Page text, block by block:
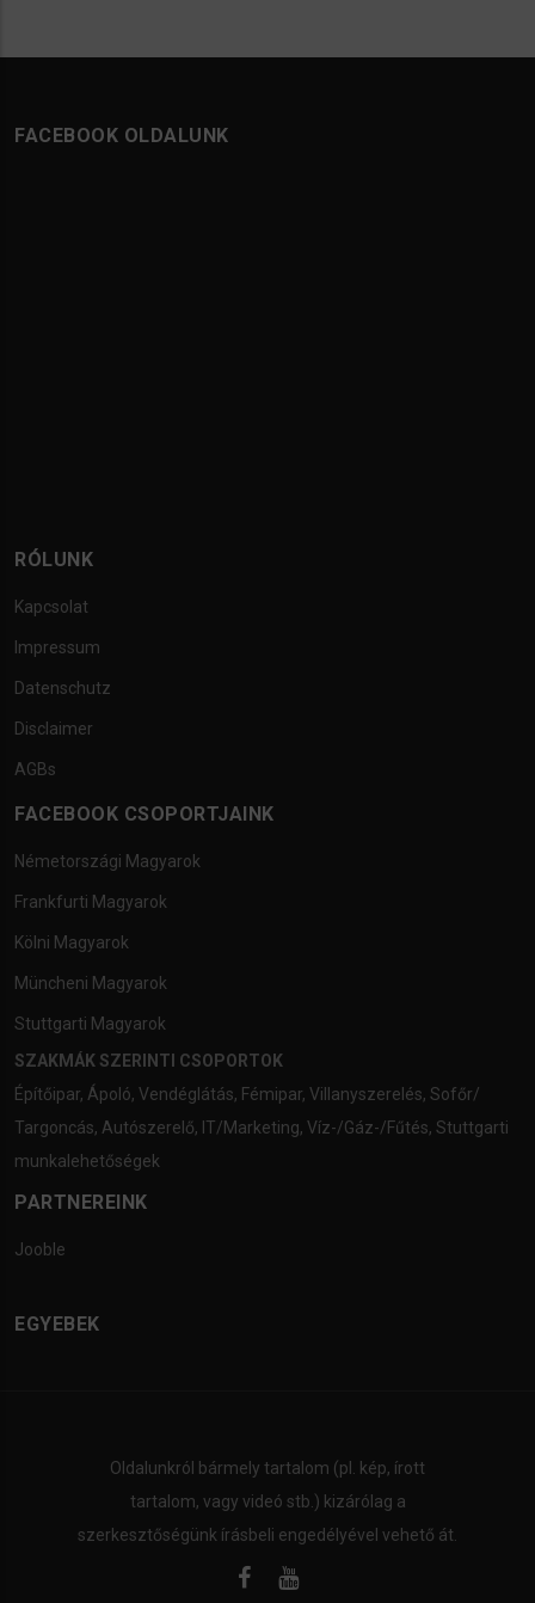
FACEBOOK OLDALUNK
RÓLUNK
Kapcsolat
Impressum
Datenschutz
Disclaimer
AGBs
FACEBOOK CSOPORTJAINK
Németországi Magyarok
Frankfurti Magyarok
Kölni Magyarok
Müncheni Magyarok
Stuttgarti Magyarok
SZAKMÁK SZERINTI CSOPORTOK
Építőipar, Ápoló, Vendéglátás, Fémipar, Villanyszerelés, Sofőr/
Targoncás, Autószerelő, IT/Marketing, Víz-/Gáz-/Fűtés, Stuttgarti
munkalehetőségek
PARTNEREINK
Jooble
EGYEBEK
Oldalunkról bármely tartalom (pl. kép, írott
tartalom, vagy videó stb.) kizárólag a
szerkesztőségünk írásbeli engedélyével vehető át.